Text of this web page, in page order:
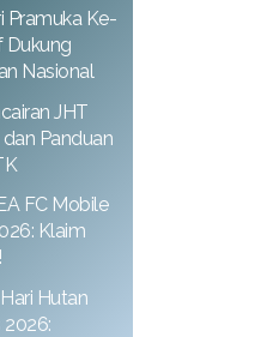
Pramuka Ke-
Dukung
Nasional
JHT
Panduan
FC Mobile
Klaim
Hutan
2026: